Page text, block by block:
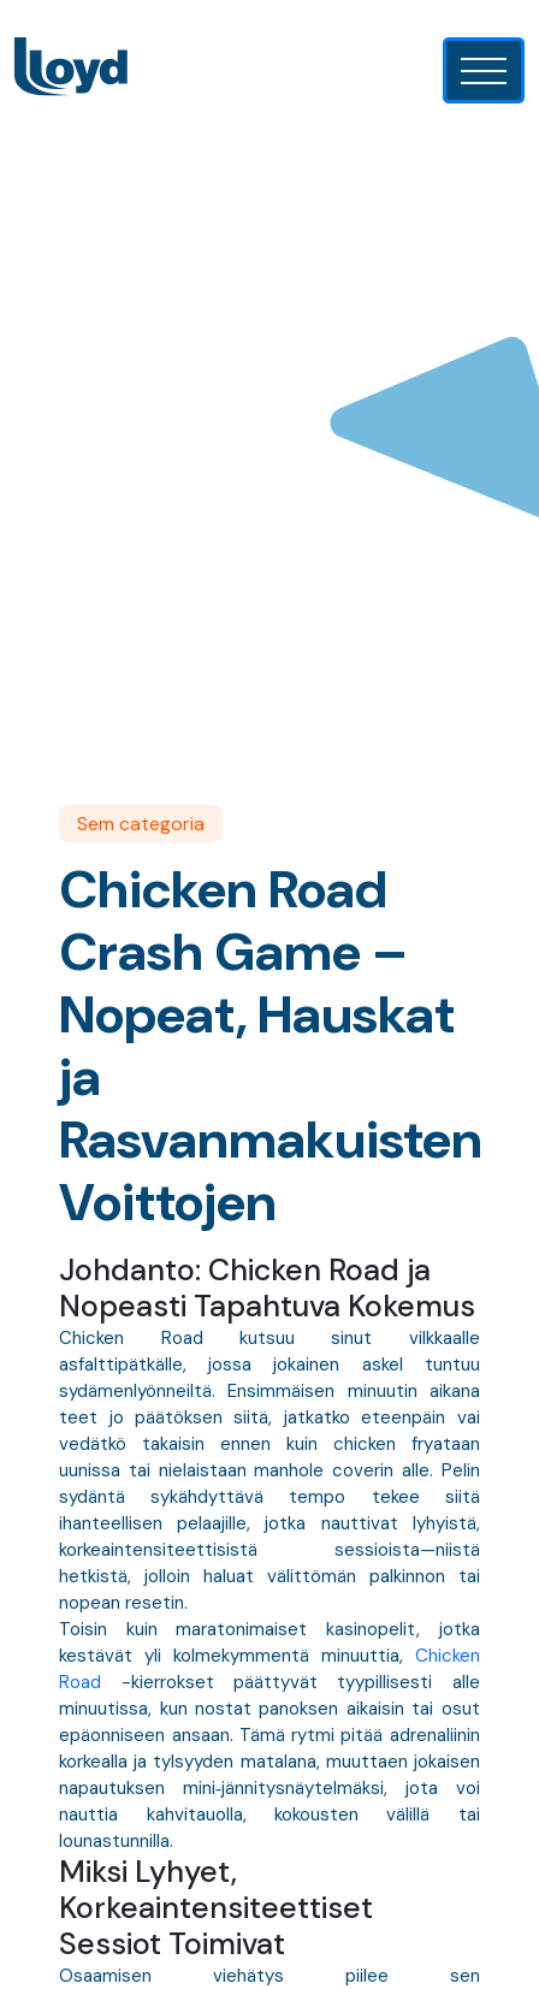
Sem categoria
Chicken Road
Crash Game –
Nopeat, Hauskat
ja
Rasvanmakuisten
Voittojen
Johdanto: Chicken Road ja
Nopeasti Tapahtuva Kokemus
Chicken Road kutsuu sinut vilkkaalle
asfalttipätkälle, jossa jokainen askel tuntuu
sydämenlyönneiltä. Ensimmäisen minuutin aikana
teet jo päätöksen siitä, jatkatko eteenpäin vai
vedätkö takaisin ennen kuin chicken fryataan
uunissa tai nielaistaan manhole coverin alle. Pelin
sydäntä sykähdyttävä tempo tekee siitä
ihanteellisen pelaajille, jotka nauttivat lyhyistä,
korkeaintensiteettisistä sessioista—niistä
hetkistä, jolloin haluat välittömän palkinnon tai
nopean resetin.
Toisin kuin maratonimaiset kasinopelit, jotka
kestävät yli kolmekymmentä minuuttia, Chicken
Road -kierrokset päättyvät tyypillisesti alle
minuutissa, kun nostat panoksen aikaisin tai osut
epäonniseen ansaan. Tämä rytmi pitää adrenaliinin
korkealla ja tylsyyden matalana, muuttaen jokaisen
napautuksen mini‑jännitysnäytelmäksi, jota voi
nauttia kahvitauolla, kokousten välillä tai
lounastunnilla.
Miksi Lyhyet,
Korkeaintensiteettiset
Sessiot Toimivat
Osaamisen viehätys piilee sen